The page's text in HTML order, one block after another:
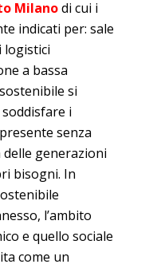
Milanodi cui i
indicati per: sale
logistici
a bassa
si
i
senza
generazioni
bisogni. In
l’ambito
e quello sociale
come un